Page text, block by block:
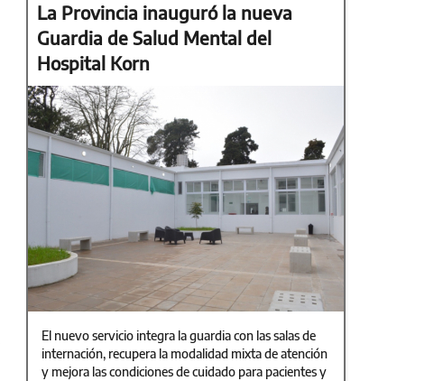
La Provincia inauguró la nueva
Guardia de Salud Mental del
Hospital Korn
El nuevo servicio integra la guardia con las salas de
internación, recupera la modalidad mixta de atención
y mejora las condiciones de cuidado para pacientes y